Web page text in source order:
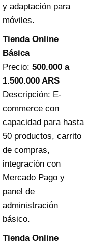
y adaptación para
móviles.
Tienda Online
Básica
Precio: 500.000 a
1.500.000 ARS
Descripción: E-
commerce con
capacidad para hasta
50 productos, carrito
de compras,
integración con
Mercado Pago y
panel de
administración
básico.
Tienda Online